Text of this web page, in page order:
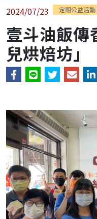
2024/07/23
定期公益活動
壹斗油飯傳
兒烘焙坊」